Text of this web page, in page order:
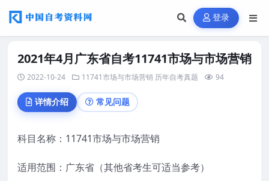
登录
2021年4月广东省自考11741市场与市场营销
2022-10-24 11741市场与市场营销 历年自考真题 94
详情介绍 常见问题
科目名称： 11741市场与市场营销
适用范围：广东省（其他省考生可适当参考）